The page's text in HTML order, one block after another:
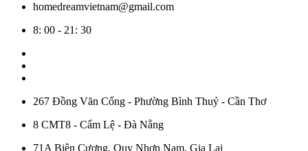
homedreamvietnam@gmail.com
8: 00 - 21: 30
267 Đồng Văn Cống - Phường Bình Thuỷ - Cần Thơ
8 CMT8 - Cẩm Lệ - Đà Nẵng
71A Biên Cương, Quy Nhơn Nam, Gia Lai